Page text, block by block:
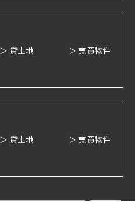
＞ 貸土地 ＞ 売買物件
＞ 貸土地 ＞ 売買物件